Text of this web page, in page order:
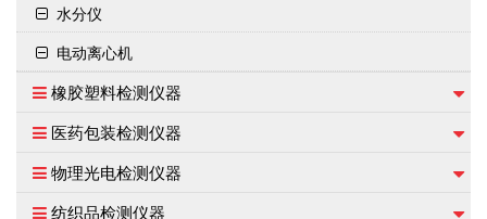
水分仪
电动离心机
橡胶塑料检测仪器
医药包装检测仪器
物理光电检测仪器
纺织品检测仪器